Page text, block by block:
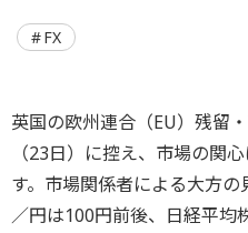
FX
英国の欧州連合（EU）残留
（23日）に控え、市場の関
す。市場関係者による大方
／円は100円前後、日経平均